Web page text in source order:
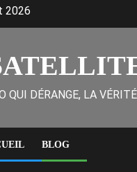
2026
QUI DÉRANGE, LA
BLOG